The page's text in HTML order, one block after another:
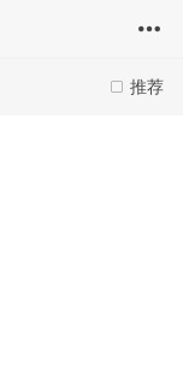
推荐